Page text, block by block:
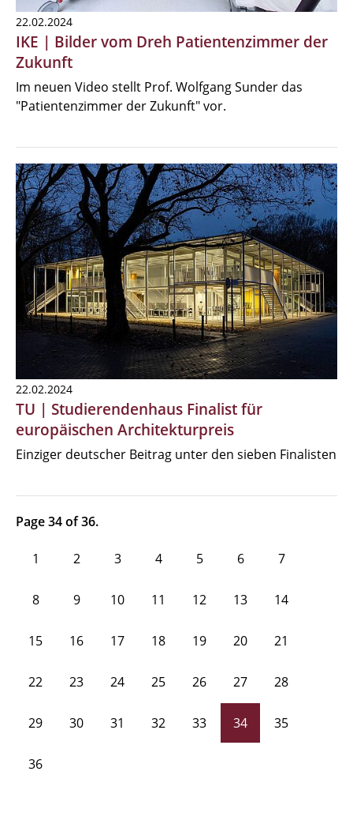
22.02.2024
IKE | Bilder vom Dreh Patientenzimmer der
Zukunft
Im neuen Video stellt Prof. Wolfgang Sunder das
"Patientenzimmer der Zukunft" vor.
22.02.2024
TU | Studierendenhaus Finalist für
europäischen Architekturpreis
Einziger deutscher Beitrag unter den sieben Finalisten
Page 34 of 36.
1 2 3 4 5 6 7
8 9 10 11 12 13 14
15 16 17 18 19 20 21
22 23 24 25 26 27 28
29 30 31 32 33 34 35
36